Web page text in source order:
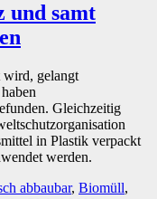
und samt
wird, gelangt
Gleichzeitig
in Plastik verpackt
werden.
abbaubar, Biomüll,